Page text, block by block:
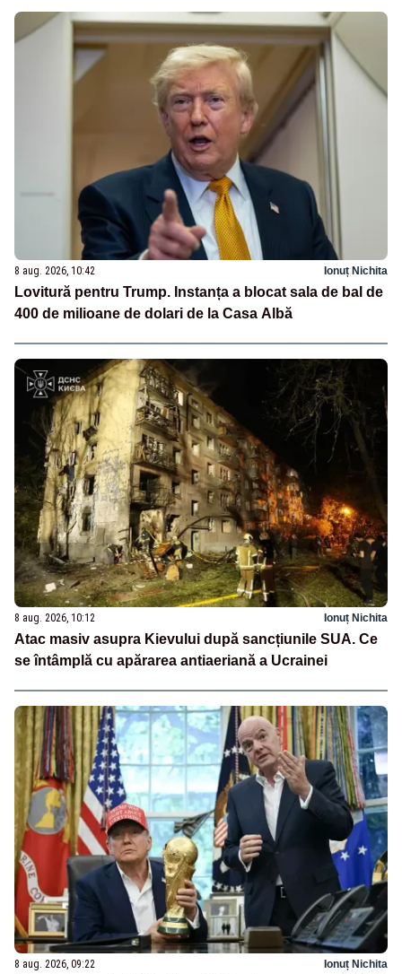
8 aug. 2026, 10:42 Ionuț Nichita
Lovitură pentru Trump. Instanța a blocat sala de bal de
400 de milioane de dolari de la Casa Albă
8 aug. 2026, 10:12 Ionuț Nichita
Atac masiv asupra Kievului după sancțiunile SUA. Ce
se întâmplă cu apărarea antiaeriană a Ucrainei
8 aug. 2026, 09:22 Ionuț Nichita